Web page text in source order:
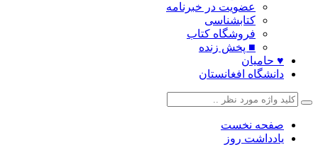
عضویت در خبرنامه
کتابشناسی
فروشگاه کتاب
■ پخش زنده
♥ حامیان
دانشگاه افغانستان
صفحه نخست
یادداشت روز